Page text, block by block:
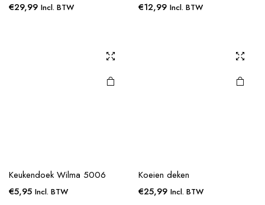
€29,99 Incl. BTW
€12,99 Incl. BTW
Keukendoek Wilma 5006
€5,95 Incl. BTW
Koeien deken
€25,99 Incl. BTW